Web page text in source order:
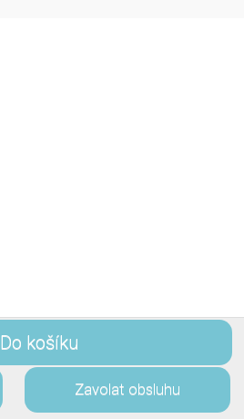
Do košíku
Zavolat obsluhu